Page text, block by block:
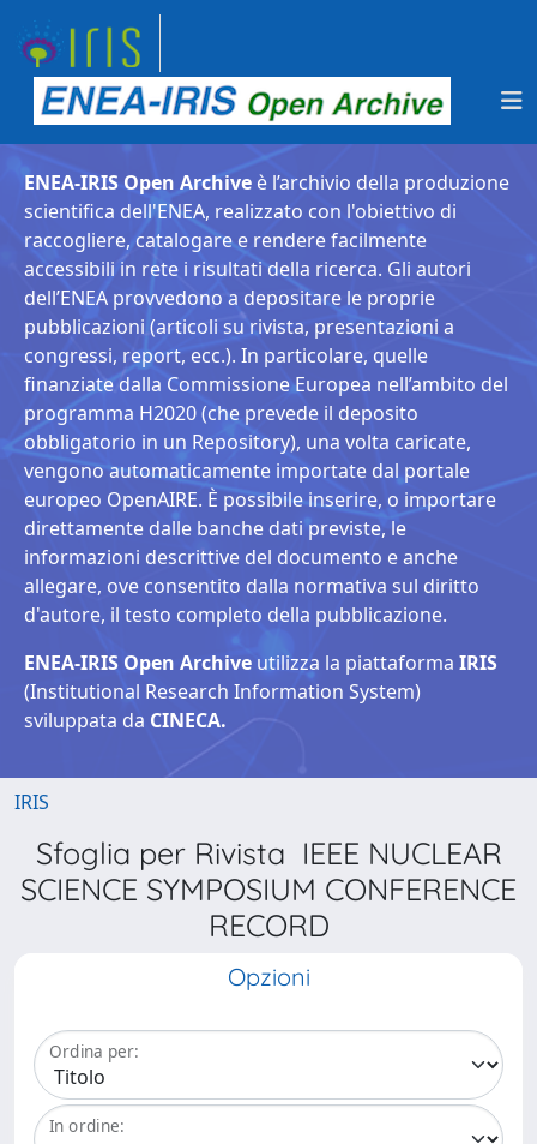
ENEA-IRIS Open Archive è l’archivio della produzione
scientifica dell'ENEA, realizzato con l'obiettivo di
raccogliere, catalogare e rendere facilmente
accessibili in rete i risultati della ricerca. Gli autori
dell’ENEA provvedono a depositare le proprie
pubblicazioni (articoli su rivista, presentazioni a
congressi, report, ecc.). In particolare, quelle
finanziate dalla Commissione Europea nell’ambito del
programma H2020 (che prevede il deposito
obbligatorio in un Repository), una volta caricate,
vengono automaticamente importate dal portale
europeo OpenAIRE. È possibile inserire, o importare
direttamente dalle banche dati previste, le
informazioni descrittive del documento e anche
allegare, ove consentito dalla normativa sul diritto
d'autore, il testo completo della pubblicazione.
ENEA-IRIS Open Archive utilizza la piattaforma IRIS
(Institutional Research Information System)
sviluppata da CINECA.
IRIS
Sfoglia per Rivista IEEE NUCLEAR
SCIENCE SYMPOSIUM CONFERENCE
RECORD
Opzioni
Ordina per:
In ordine: